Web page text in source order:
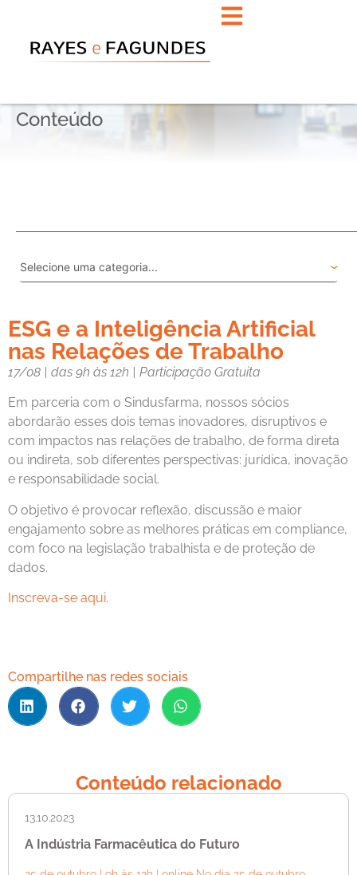
Conteúdo
ESG e a Inteligência Artificial
nas Relações de Trabalho
17/08 | das 9h às 12h | Participação Gratuita
Em parceria com o Sindusfarma, nossos sócios
abordarão esses dois temas inovadores, disruptivos e
com impactos nas relações de trabalho, de forma direta
ou indireta, sob diferentes perspectivas: jurídica, inovação
e responsabilidade social.
O objetivo é provocar reflexão, discussão e maior
engajamento sobre as melhores práticas em compliance,
com foco na legislação trabalhista e de proteção de
dados.
Inscreva-se aqui.
Compartilhe nas redes sociais
Conteúdo relacionado
13.10.2023
A Indústria Farmacêutica do Futuro